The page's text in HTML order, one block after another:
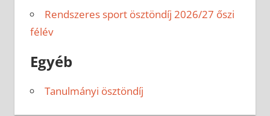
Rendszeres sport ösztöndíj 2026/27 őszi
félév
Egyéb
Tanulmányi ösztöndíj